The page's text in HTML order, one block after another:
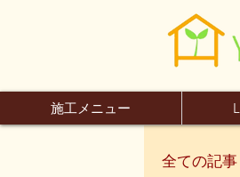
施工メニュー
全ての記事